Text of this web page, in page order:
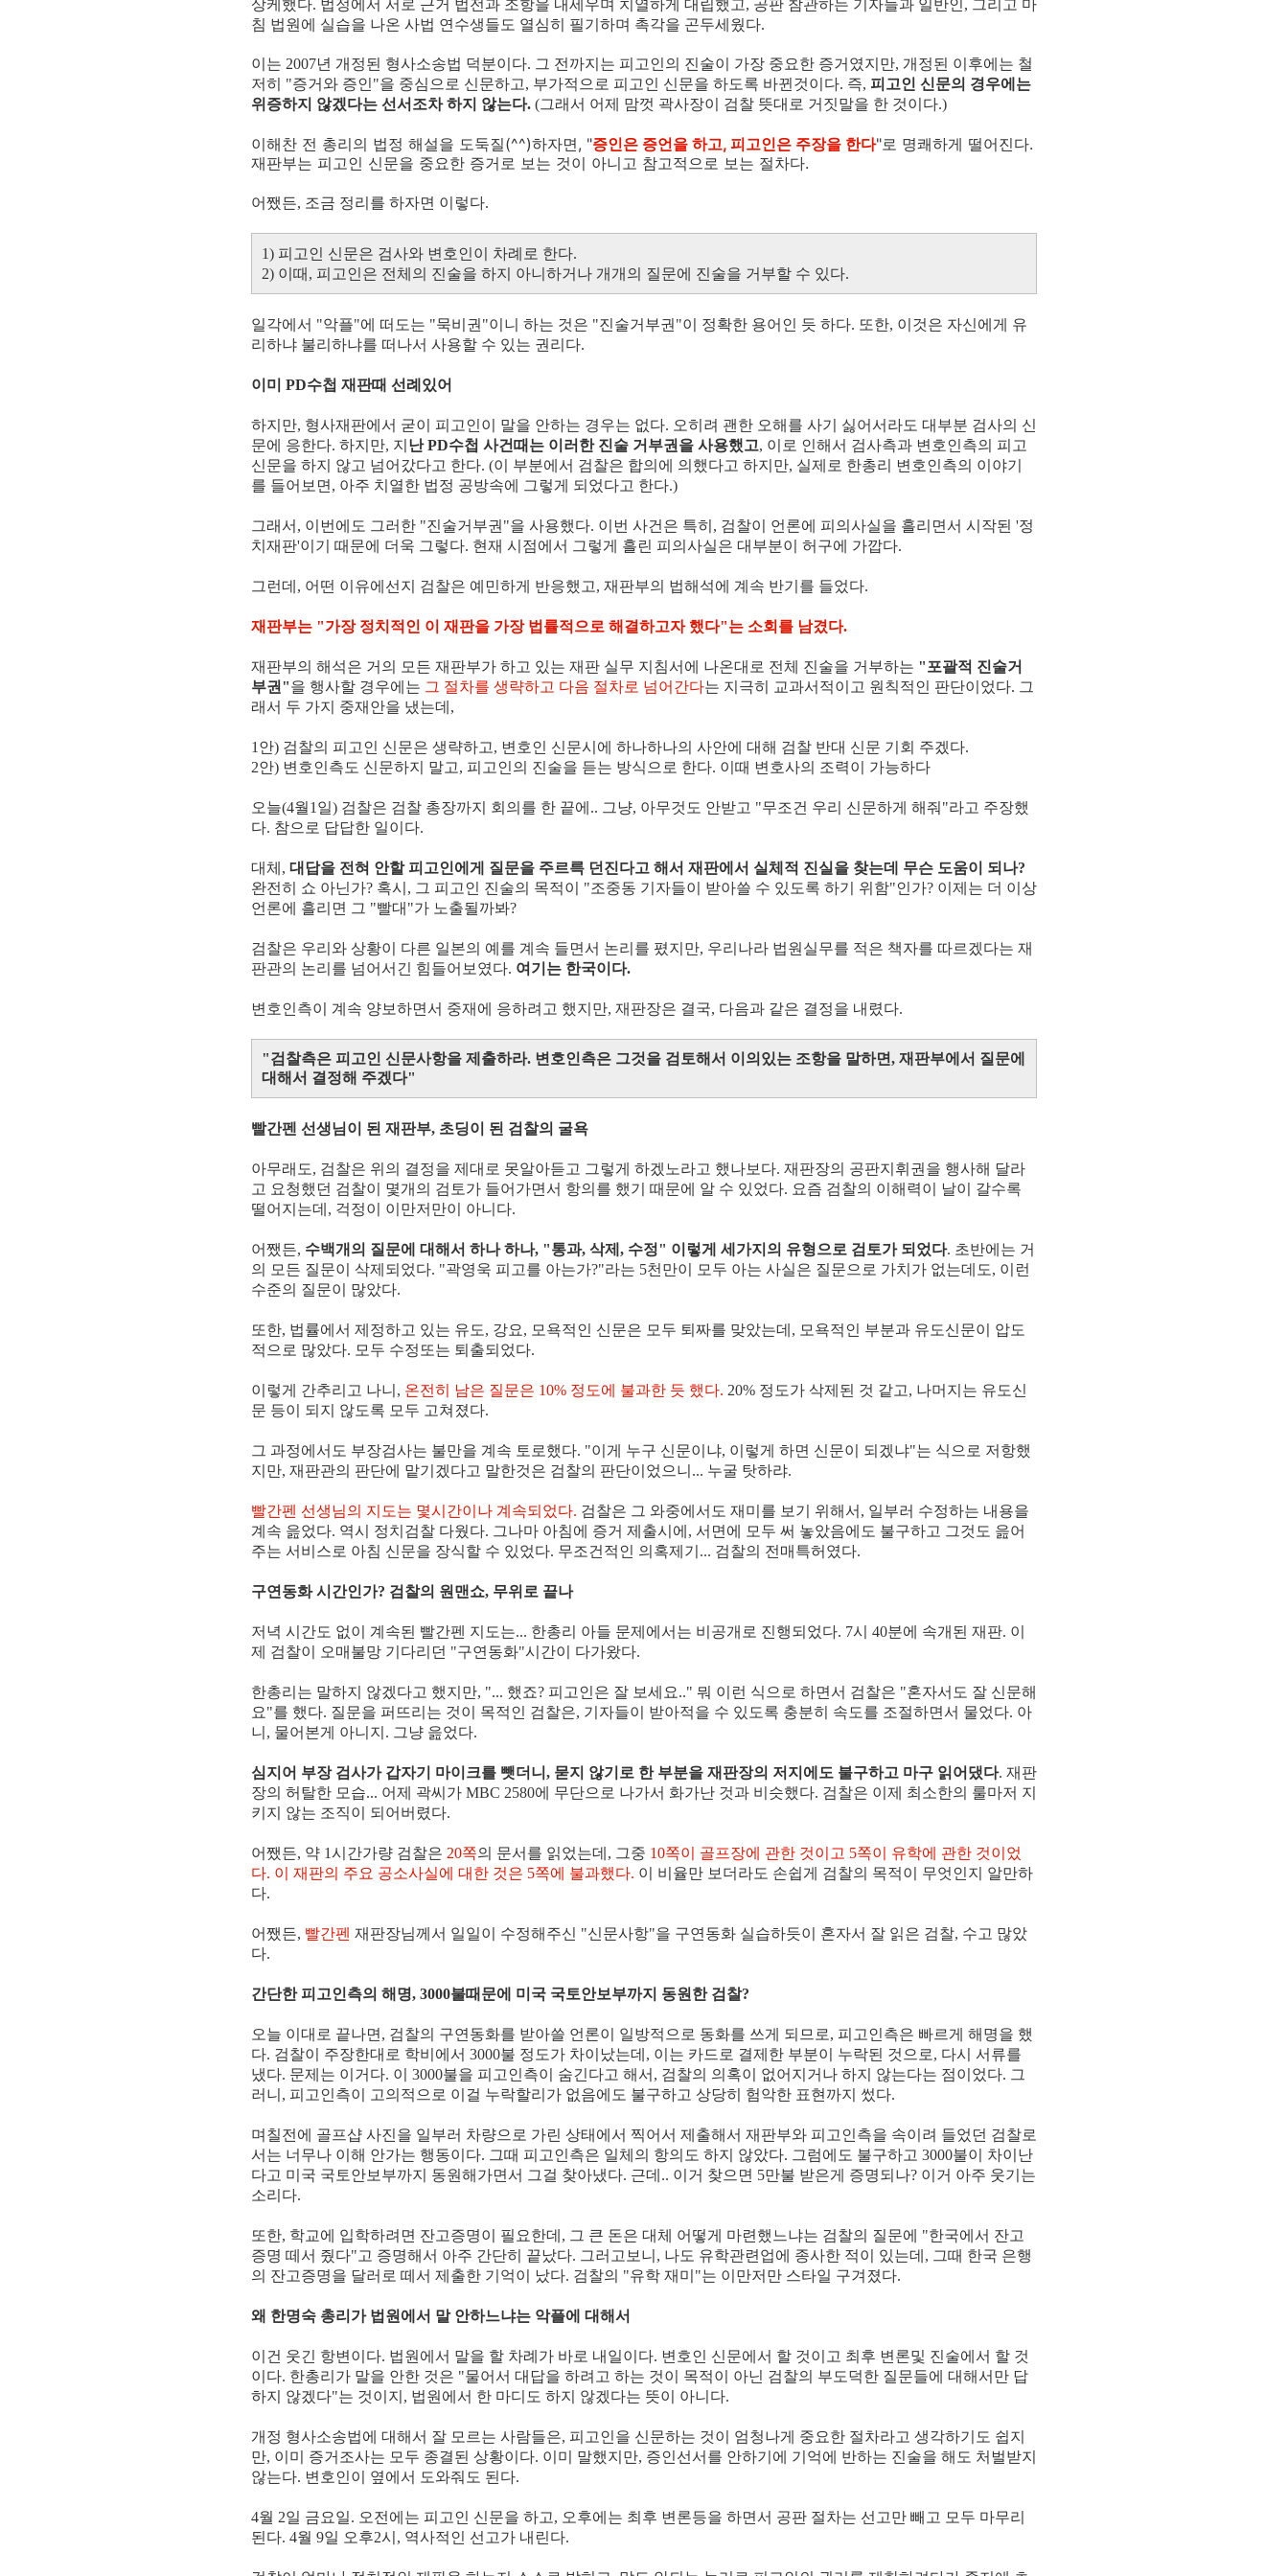
상케했다. 법정에서 서로 근거 법전과 조항을 내세우며 치열하게 대립했고, 공판 참관하는 기자들과 일반인, 그리고 마
침 법원에 실습을 나온 사법 연수생들도 열심히 필기하며 촉각을 곤두세웠다.
이는 2007년 개정된 형사소송법 덕분이다. 그 전까지는 피고인의 진술이 가장 중요한 증거였지만, 개정된 이후에는 철
저히 "증거와 증인"을 중심으로 신문하고, 부가적으로 피고인 신문을 하도록 바뀐것이다. 즉, 피고인 신문의 경우에는
위증하지 않겠다는 선서조차 하지 않는다. (그래서 어제 맘껏 곽사장이 검찰 뜻대로 거짓말을 한 것이다.)
이해찬 전 총리의 법정 해설을 도둑질(^^)하자면, "증인은 증언을 하고, 피고인은 주장을 한다"로 명쾌하게 떨어진다.
재판부는 피고인 신문을 중요한 증거로 보는 것이 아니고 참고적으로 보는 절차다.
어쨌든, 조금 정리를 하자면 이렇다.
1) 피고인 신문은 검사와 변호인이 차례로 한다.
2) 이때, 피고인은 전체의 진술을 하지 아니하거나 개개의 질문에 진술을 거부할 수 있다.
일각에서 "악플"에 떠도는 "묵비권"이니 하는 것은 "진술거부권"이 정확한 용어인 듯 하다. 또한, 이것은 자신에게 유
리하냐 불리하냐를 떠나서 사용할 수 있는 권리다.
이미 PD수첩 재판때 선례있어
하지만, 형사재판에서 굳이 피고인이 말을 안하는 경우는 없다. 오히려 괜한 오해를 사기 싫어서라도 대부분 검사의 신
문에 응한다. 하지만, 지 난 PD수첩 사건때는 이러한 진술 거부권을 사용했고, 이로 인해서 검사측과 변호인측의 피고
신문을 하지 않고 넘어갔다고 한다. (이 부분에서 검찰은 합의에 의했다고 하지만, 실제로 한총리 변호인측의 이야기
를 들어보면, 아주 치열한 법정 공방속에 그렇게 되었다고 한다.)
그래서, 이번에도 그러한 "진술거부권"을 사용했다. 이번 사건은 특히, 검찰이 언론에 피의사실을 흘리면서 시작된 '정
치재판'이기 때문에 더욱 그렇다. 현재 시점에서 그렇게 흘린 피의사실은 대부분이 허구에 가깝다.
그런데, 어떤 이유에선지 검찰은 예민하게 반응했고, 재판부의 법해석에 계속 반기를 들었다.
재판부는 "가장 정치적인 이 재판을 가장 법률적으로 해결하고자 했다"는 소회를 남겼다.
재판부의 해석은 거의 모든 재판부가 하고 있는 재판 실무 지침서에 나온대로 전체 진술을 거부하는 "포괄적 진술거
부권"을 행사할 경우에는 그 절차를 생략하고 다음 절차로 넘어간다는 지극히 교과서적이고 원칙적인 판단이었다. 그
래서 두 가지 중재안을 냈는데,
1안) 검찰의 피고인 신문은 생략하고, 변호인 신문시에 하나하나의 사안에 대해 검찰 반대 신문 기회 주겠다.
2안) 변호인측도 신문하지 말고, 피고인의 진술을 듣는 방식으로 한다. 이때 변호사의 조력이 가능하다
오늘(4월1일) 검찰은 검찰 총장까지 회의를 한 끝에.. 그냥, 아무것도 안받고 "무조건 우리 신문하게 해줘"라고 주장했
다. 참으로 답답한 일이다.
대체, 대답을 전혀 안할 피고인에게 질문을 주르륵 던진다고 해서 재판에서 실체적 진실을 찾는데 무슨 도움이 되나?
완전히 쇼 아닌가? 혹시, 그 피고인 진술의 목적이 "조중동 기자들이 받아쓸 수 있도록 하기 위함"인가? 이제는 더 이상
언론에 흘리면 그 "빨대"가 노출될까봐?
검찰은 우리와 상황이 다른 일본의 예를 계속 들면서 논리를 폈지만, 우리나라 법원실무를 적은 책자를 따르겠다는 재
판관의 논리를 넘어서긴 힘들어보였다. 여기는 한국이다.
변호인측이 계속 양보하면서 중재에 응하려고 했지만, 재판장은 결국, 다음과 같은 결정을 내렸다.
"검찰측은 피고인 신문사항을 제출하라. 변호인측은 그것을 검토해서 이의있는 조항을 말하면, 재판부에서 질문에
대해서 결정해 주겠다"
빨간펜 선생님이 된 재판부, 초딩이 된 검찰의 굴욕
아무래도, 검찰은 위의 결정을 제대로 못알아듣고 그렇게 하겠노라고 했나보다. 재판장의 공판지휘권을 행사해 달라
고 요청했던 검찰이 몇개의 검토가 들어가면서 항의를 했기 때문에 알 수 있었다. 요즘 검찰의 이해력이 날이 갈수록
떨어지는데, 걱정이 이만저만이 아니다.
어쨌든, 수백개의 질문에 대해서 하나 하나, "통과, 삭제, 수정" 이렇게 세가지의 유형으로 검토가 되었다. 초반에는 거
의 모든 질문이 삭제되었다. "곽영욱 피고를 아는가?"라는 5천만이 모두 아는 사실은 질문으로 가치가 없는데도, 이런
수준의 질문이 많았다.
또한, 법률에서 제정하고 있는 유도, 강요, 모욕적인 신문은 모두 퇴짜를 맞았는데, 모욕적인 부분과 유도신문이 압도
적으로 많았다. 모두 수정또는 퇴출되었다.
이렇게 간추리고 나니, 온전히 남은 질문은 10% 정도에 불과한 듯 했다. 20% 정도가 삭제된 것 같고, 나머지는 유도신
문 등이 되지 않도록 모두 고쳐졌다.
그 과정에서도 부장검사는 불만을 계속 토로했다. "이게 누구 신문이냐, 이렇게 하면 신문이 되겠냐"는 식으로 저항했
지만, 재판관의 판단에 맡기겠다고 말한것은 검찰의 판단이었으니... 누굴 탓하랴.
빨간펜 선생님의 지도는 몇시간이나 계속되었다. 검찰은 그 와중에서도 재미를 보기 위해서, 일부러 수정하는 내용을
계속 읊었다. 역시 정치검찰 다웠다. 그나마 아침에 증거 제출시에, 서면에 모두 써 놓았음에도 불구하고 그것도 읊어
주는 서비스로 아침 신문을 장식할 수 있었다. 무조건적인 의혹제기... 검찰의 전매특허였다.
구연동화 시간인가? 검찰의 원맨쇼, 무위로 끝나
저녁 시간도 없이 계속된 빨간펜 지도는... 한총리 아들 문제에서는 비공개로 진행되었다. 7시 40분에 속개된 재판. 이
제 검찰이 오매불망 기다리던 "구연동화"시간이 다가왔다.
한총리는 말하지 않겠다고 했지만, "... 했죠? 피고인은 잘 보세요.." 뭐 이런 식으로 하면서 검찰은 "혼자서도 잘 신문해
요"를 했다. 질문을 퍼뜨리는 것이 목적인 검찰은, 기자들이 받아적을 수 있도록 충분히 속도를 조절하면서 물었다. 아
니, 물어본게 아니지. 그냥 읊었다.
심지어 부장 검사가 갑자기 마이크를 뺏더니, 묻지 않기로 한 부분을 재판장의 저지에도 불구하고 마구 읽어댔다. 재판
장의 허탈한 모습... 어제 곽씨가 MBC 2580에 무단으로 나가서 화가난 것과 비슷했다. 검찰은 이제 최소한의 룰마저 지
키지 않는 조직이 되어버렸다.
어쨌든, 약 1시간가량 검찰은 20쪽의 문서를 읽었는데, 그중 10쪽이 골프장에 관한 것이고 5쪽이 유학에 관한 것이었
다. 이 재판의 주요 공소사실에 대한 것은 5쪽에 불과했다. 이 비율만 보더라도 손쉽게 검찰의 목적이 무엇인지 알만하
다.
어쨌든, 빨간펜 재판장님께서 일일이 수정해주신 "신문사항"을 구연동화 실습하듯이 혼자서 잘 읽은 검찰, 수고 많았
다.
간단한 피고인측의 해명, 3000불때문에 미국 국토안보부까지 동원한 검찰?
오늘 이대로 끝나면, 검찰의 구연동화를 받아쓸 언론이 일방적으로 동화를 쓰게 되므로, 피고인측은 빠르게 해명을 했
다. 검찰이 주장한대로 학비에서 3000불 정도가 차이났는데, 이는 카드로 결제한 부분이 누락된 것으로, 다시 서류를
냈다. 문제는 이거다. 이 3000불을 피고인측이 숨긴다고 해서, 검찰의 의혹이 없어지거나 하지 않는다는 점이었다. 그
러니, 피고인측이 고의적으로 이걸 누락할리가 없음에도 불구하고 상당히 험악한 표현까지 썼다.
며칠전에 골프샵 사진을 일부러 차량으로 가린 상태에서 찍어서 제출해서 재판부와 피고인측을 속이려 들었던 검찰로
서는 너무나 이해 안가는 행동이다. 그때 피고인측은 일체의 항의도 하지 않았다. 그럼에도 불구하고 3000불이 차이난
다고 미국 국토안보부까지 동원해가면서 그걸 찾아냈다. 근데.. 이거 찾으면 5만불 받은게 증명되나? 이거 아주 웃기는
소리다.
또한, 학교에 입학하려면 잔고증명이 필요한데, 그 큰 돈은 대체 어떻게 마련했느냐는 검찰의 질문에 "한국에서 잔고
증명 떼서 줬다"고 증명해서 아주 간단히 끝났다. 그러고보니, 나도 유학관련업에 종사한 적이 있는데, 그때 한국 은행
의 잔고증명을 달러로 떼서 제출한 기억이 났다. 검찰의 "유학 재미"는 이만저만 스타일 구겨졌다.
왜 한명숙 총리가 법원에서 말 안하느냐는 악플에 대해서
이건 웃긴 항변이다. 법원에서 말을 할 차례가 바로 내일이다. 변호인 신문에서 할 것이고 최후 변론및 진술에서 할 것
이다. 한총리가 말을 안한 것은 "물어서 대답을 하려고 하는 것이 목적이 아닌 검찰의 부도덕한 질문들에 대해서만 답
하지 않겠다"는 것이지, 법원에서 한 마디도 하지 않겠다는 뜻이 아니다.
개정 형사소송법에 대해서 잘 모르는 사람들은, 피고인을 신문하는 것이 엄청나게 중요한 절차라고 생각하기도 쉽지
만, 이미 증거조사는 모두 종결된 상황이다. 이미 말했지만, 증인선서를 안하기에 기억에 반하는 진술을 해도 처벌받지
않는다. 변호인이 옆에서 도와줘도 된다.
4월 2일 금요일. 오전에는 피고인 신문을 하고, 오후에는 최후 변론등을 하면서 공판 절차는 선고만 빼고 모두 마무리
된다. 4월 9일 오후2시, 역사적인 선고가 내린다.